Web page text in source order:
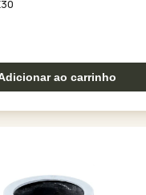
ao carrinho